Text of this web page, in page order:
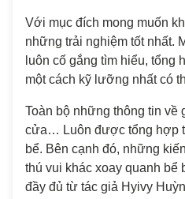
Với mục đích mong muốn
những trải nghiệm tốt nhất.
luôn cố gắng tìm hiểu, tổng
một cách kỹ lưỡng nhất có
Toàn bộ những thông tin về
cửa… Luôn được tổng hợp
bể. Bên cạnh đó, những
thú vui khác xoay quanh
đầy đủ từ tác giả Hyivy